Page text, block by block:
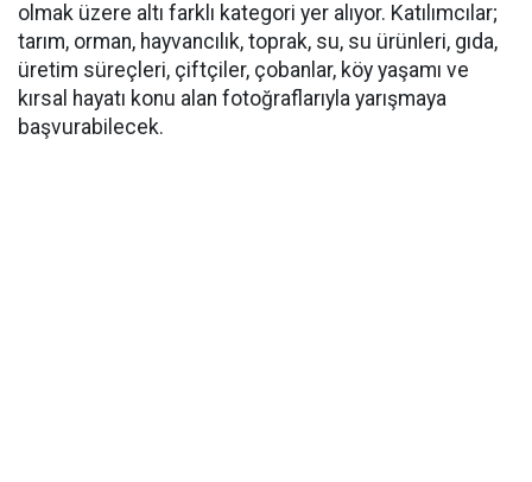
olmak üzere altı farklı kategori yer alıyor. Katılımcılar;
tarım, orman, hayvancılık, toprak, su, su ürünleri, gıda,
üretim süreçleri, çiftçiler, çobanlar, köy yaşamı ve
kırsal hayatı konu alan fotoğraflarıyla yarışmaya
başvurabilecek.